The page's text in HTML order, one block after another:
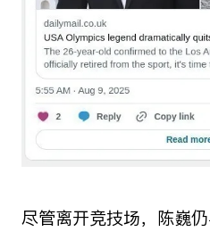
尽管离开竞技场，陈巍